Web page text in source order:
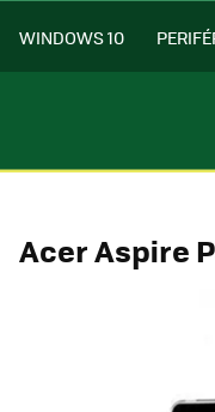
WINDOWS 10
Acer Aspire